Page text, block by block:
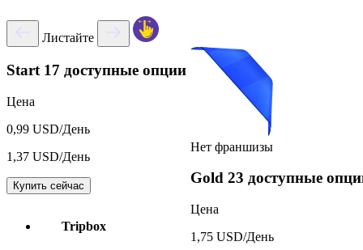
Листайте
Start 17 доступные опции
Цена
0,99 USD/День
1,37 USD/День
Купить сейчас
Tripbox
Нет франшизы
Gold 23 доступные
Цена
1,75 USD/День